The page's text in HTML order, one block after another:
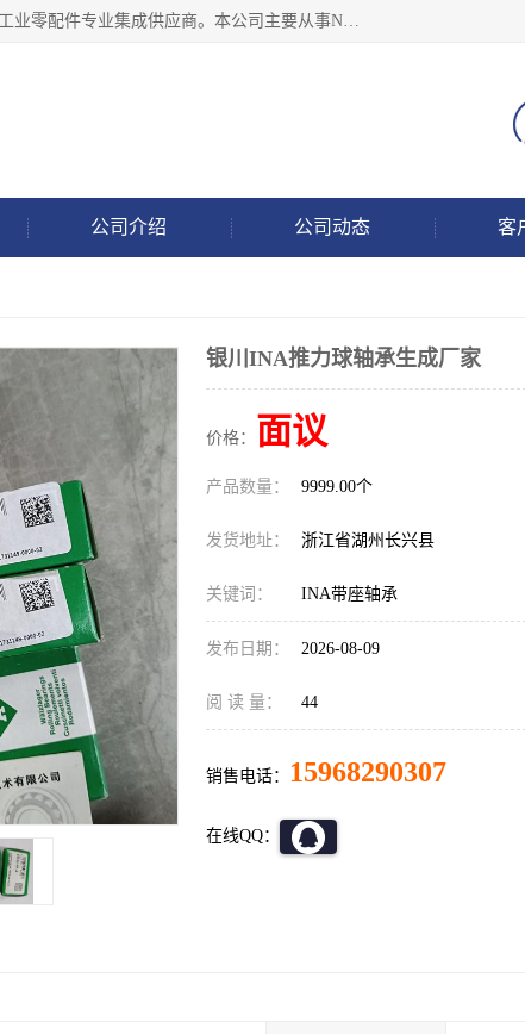
湖州恩斯凯工业技术有限公司位于湖州长兴，公司作为机械零部件以及多个品牌工业零配件专业集成供应商。本公司主要从事NSK进口轴承、SKF进口轴承、FAG进口轴承、NTN进口轴承、国产轴承：ZWZ、HRB、C&U轴承外球面轴承、导轨、丝杠、滑块、 润滑油、工业皮带及其他工业零部件的销售.
公司介绍 公司动态 客
银川INA推力球轴承生成厂家
价格： 面议
产品数量： 9999.00个
发货地址： 浙江省湖州长兴县
关键词： INA带座轴承
发布日期： 2026-08-09
阅 读 量： 44
销售电话： 15968290307
在线QQ：